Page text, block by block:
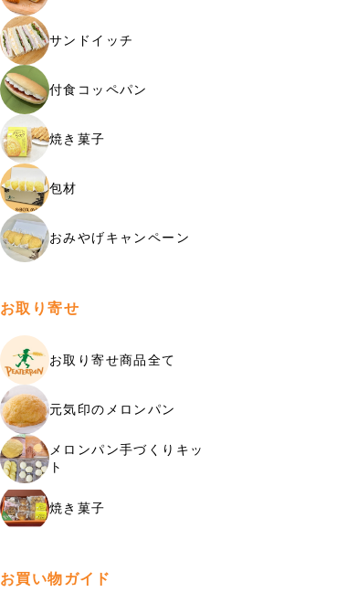
サンドイッチ
付食コッペパン
焼き菓子
包材
おみやげキャンペーン
お取り寄せ
お取り寄せ商品全て
元気印のメロンパン
メロンパン手づくりキッ
ト
焼き菓子
お買い物ガイド